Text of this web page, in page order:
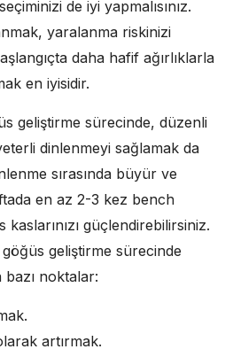
de iyi yapmalısınız.
yaralanma riskinizi
daha hafif ağırlıklarla
en iyisidir.
geliştirme sürecinde, düzenli
dinlenmeyi sağlamak da
sırasında büyür ve
en az 2-3 kez bench
güçlendirebilirsiniz.
geliştirme sürecinde
bazı noktalar:
artırmak.